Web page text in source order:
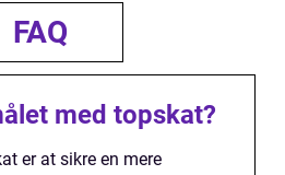
FAQ
med topskat?
er at sikre en mere